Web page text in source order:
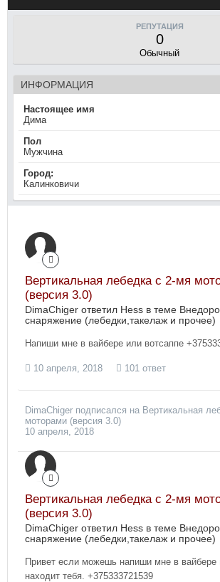
РЕПУТАЦИЯ
0
Обычный
ИНФОРМАЦИЯ
Настоящее имя
Дима
Пол
Мужчина
Город:
Калинковичи
Вертикальная лебедка с 2-мя
(версия 3.0)
DimaChiger ответил Hess в теме
снаряжение (лебедки,такелаж и прочее)
Напиши мне в вайбере или вотсаппе
10 апреля, 2018 101 ответ
DimaChiger подписался на Вертикальная
моторами (версия 3.0)
10 апреля, 2018
Вертикальная лебедка с 2-мя
(версия 3.0)
DimaChiger ответил Hess в теме
снаряжение (лебедки,такелаж и прочее)
Привет если можешь напиши мне в вайбере
находит тебя. +375333721539